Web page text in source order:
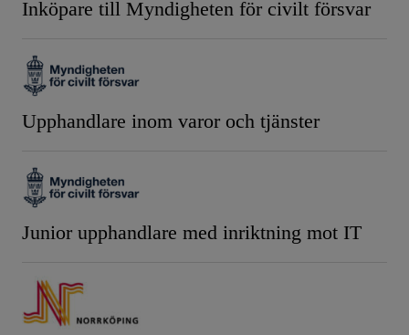
Inköpare till Myndigheten för civilt försvar
Upphandlare inom varor och tjänster
Junior upphandlare med inriktning mot IT